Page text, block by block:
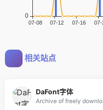
相关站点
DaFont字体
Archive of freely downlo